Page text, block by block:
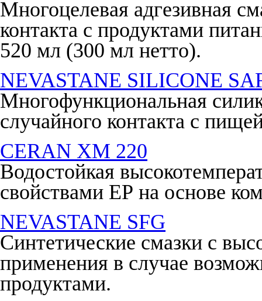
Многоцелевая адгезивная
контакта с продуктами
520 мл (300 мл нетто).
NEVASTANE SILICONE
Многофункциональная
случайного контакта с
CERAN XM 220
Водостойкая
свойствами ЕР на основе
NEVASTANE SFG
Синтетические смазки с
применения в случае
продуктами.